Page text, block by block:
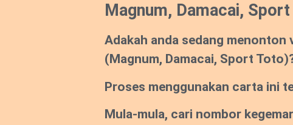
Magnum, Damacai,
Adakah anda sedang menonton
(Magnum, Damacai, Sport
Proses menggunakan carta ini
Mula-mula, cari nombor